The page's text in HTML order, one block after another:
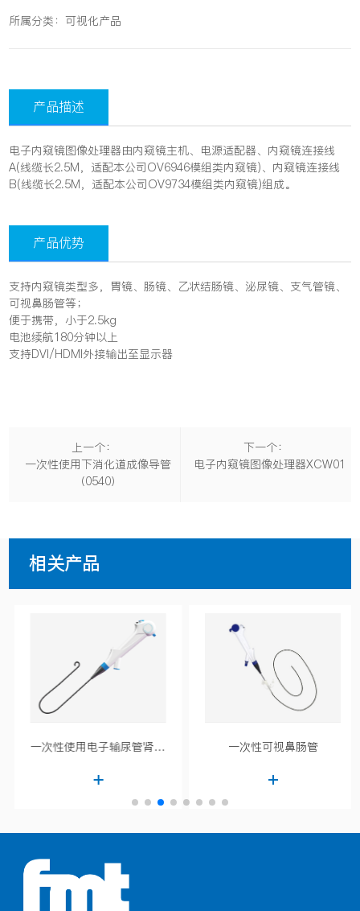
所属分类：可视化产品
产品描述
电子内窥镜图像处理器由内窥镜主机、电源适配器、内窥镜连接线
A(线缆长2.5M，适配本公司OV6946模组类内窥镜)、内窥镜连接线
B(线缆长2.5M，适配本公司OV9734模组类内窥镜)组成。
产品优势
支持内窥镜类型多，胃镜、肠镜、乙状结肠镜、泌尿镜、支气管镜、
可视鼻肠管等；
便于携带，小于2.5kg
电池续航180分钟以上
支持DVI/HDMI外接输出至显示器
上一个：
一次性使用下消化道成像导管
（0540）
下一个：
电子内窥镜图像处理器XCW01
相关产品
一次性使用电子输尿管肾盂内窥镜导管 一次性可视鼻肠管